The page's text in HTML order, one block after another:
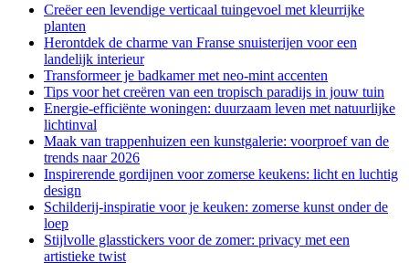
Creëer een levendige verticaal tuingevoel met kleurrijke
planten
Herontdek de charme van Franse snuisterijen voor een
landelijk interieur
Transformeer je badkamer met neo-mint accenten
Tips voor het creëren van een tropisch paradijs in jouw tuin
Energie-efficiënte woningen: duurzaam leven met natuurlijke
lichtinval
Maak van trappenhuizen een kunstgalerie: voorproef van de
trends naar 2026
Inspirerende gordijnen voor zomerse keukens: licht en luchtig
design
Schilderij-inspiratie voor je keuken: zomerse kunst onder de
loep
Stijlvolle glasstickers voor de zomer: privacy met een
artistieke twist